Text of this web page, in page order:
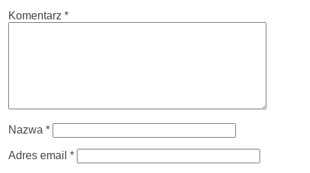
Komentarz *
Nazwa *
Adres email *